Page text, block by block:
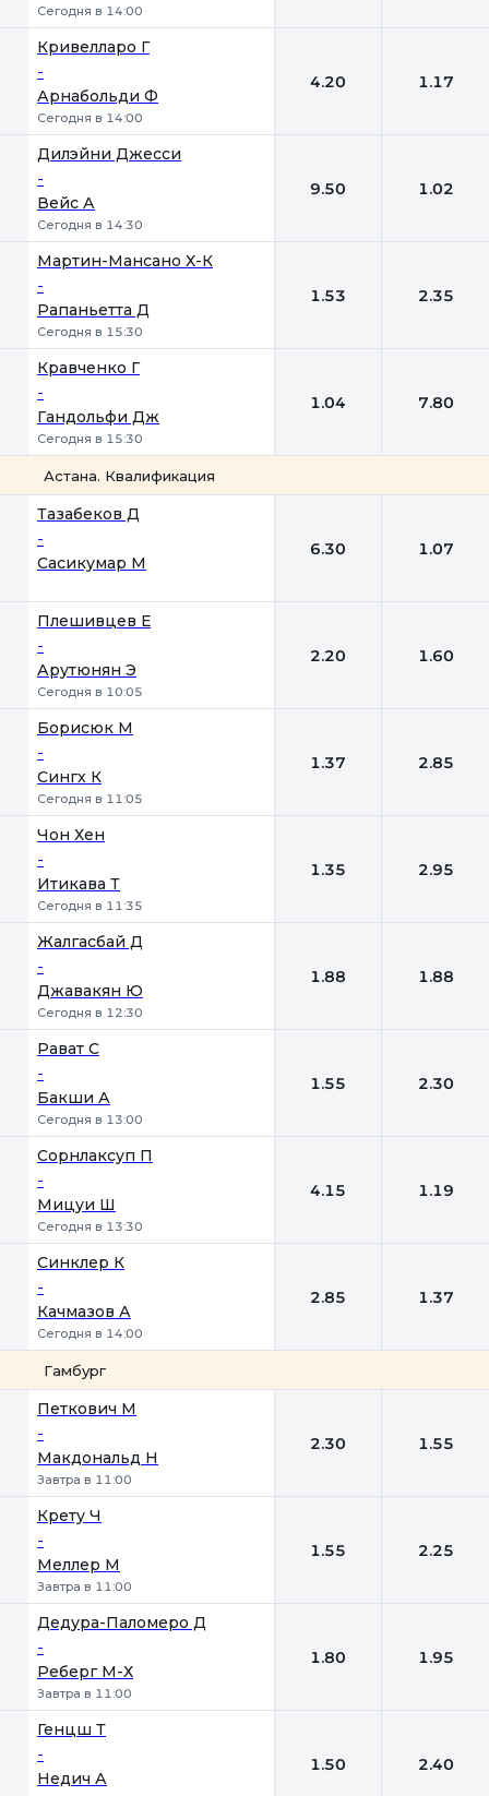
Сегодня в 14:00
Кривелларо Г
-
Арнабольди Ф
Сегодня в 14:00
4.20 1.17
Дилэйни Джесси
-
Вейс А
Сегодня в 14:30
9.50 1.02
Мартин-Мансано Х-К
-
Рапаньетта Д
Сегодня в 15:30
1.53 2.35
Кравченко Г
-
Гандольфи Дж
Сегодня в 15:30
1.04 7.80
Астана. Квалификация
Тазабеков Д
-
Сасикумар М
6.30 1.07
Плешивцев Е
-
Арутюнян Э
Сегодня в 10:05
2.20 1.60
Борисюк М
-
Сингх К
Сегодня в 11:05
1.37 2.85
Чон Хен
-
Итикава Т
Сегодня в 11:35
1.35 2.95
Жалгасбай Д
-
Джавакян Ю
Сегодня в 12:30
1.88 1.88
Рават С
-
Бакши А
Сегодня в 13:00
1.55 2.30
Сорнлаксуп П
-
Мицуи Ш
Сегодня в 13:30
4.15 1.19
Синклер К
-
Качмазов А
Сегодня в 14:00
2.85 1.37
Гамбург
Петкович М
-
Макдональд Н
Завтра в 11:00
2.30 1.55
Крету Ч
-
Меллер М
Завтра в 11:00
1.55 2.25
Дедура-Паломеро Д
-
Реберг М-Х
Завтра в 11:00
1.80 1.95
Генцш Т
-
Недич А
1.50 2.40